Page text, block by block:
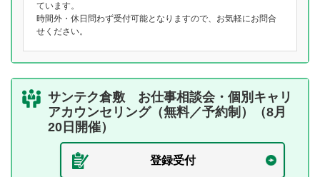
ています。
時間外・休日問わず受付可能となりますので、お気軽にお問合
せください。
サンテク倉敷 お仕事相談会・個別キャリ
アカウンセリング（無料／予約制）（8月
20日開催）
登録受付